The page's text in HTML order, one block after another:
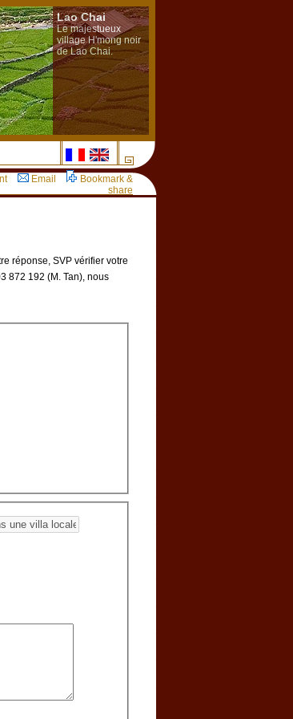
Lao Chai
Le majestueux
village H'mong noir
de Lao Chai.
Email
Bookmark &
share
réponse, SVP vérifier votre
872 192 (M. Tan), nous